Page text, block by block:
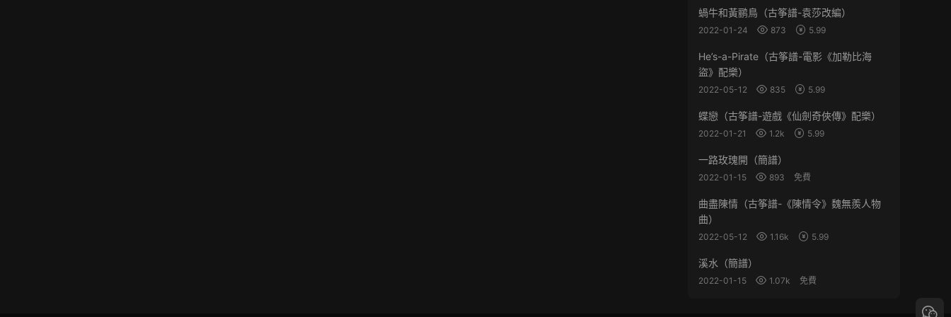
蝸牛和黃鹂鳥（古筝譜-袁莎改編）
2022-01-24 873 5.99
He’s-a-Pirate（古筝譜-電影《加勒比海
盜》配樂）
2022-05-12 835 5.99
蝶戀（古筝譜-遊戲《仙劍奇俠傳》配樂）
2022-01-21 1.2k 5.99
一路玫瑰開（簡譜）
2022-01-15 893 免費
曲盡陳情（古筝譜-《陳情令》魏無羨人物
曲）
2022-05-12 1.16k 5.99
溪水（簡譜）
2022-01-15 1.07k 免費